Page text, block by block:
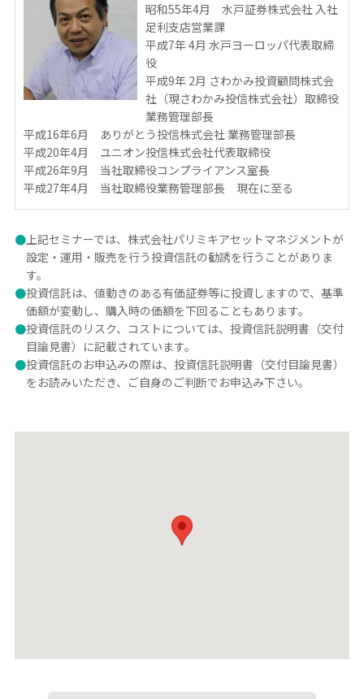
昭和55年4月 水戸証券株式会社 入社
足利支店営業課
平成7年 4月 水戸ヨーロッパ代表取締
役
平成9年 2月 さわかみ投資顧問株式会
社（現さわかみ投信株式会社）取締役
業務管理部長
平成16年6月 ありがとう投信株式会社 業務管理部長
平成20年4月 ユニオン投信株式会社代表取締役
平成26年9月 当社取締役コンプライアンス室長
平成27年4月 当社取締役業務管理部長 現在に至る
●上記セミナーでは、株式会社パリミキアセットマネジメントが
設定・運用・販売を行う投資信託の勧誘を行うことがありま
す。
●投資信託は、値動きのある有価証券等に投資しますので、基準
価額が変動し、購入時の価額を下回ることもあります。
●投資信託のリスク、コストについては、投資信託説明書（交付
目論見書）に記載されています。
●投資信託のお申込みの際は、投資信託説明書（交付目論見書）
をお読みいただき、ご自身のご判断でお申込み下さい。